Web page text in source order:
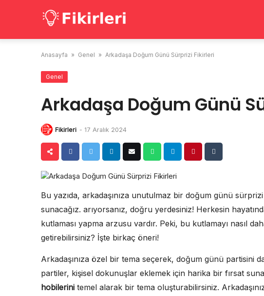
Anasayfa » Genel » Arkadaşa Doğum Günü Sürprizi Fikirleri
Genel
Arkadaşa Doğum Günü
Fikirleri - 17 Aralık 2024
Bu yazıda, arkadaşınıza unutulmaz bir doğum günü
sunacağız. arıyorsanız, doğru yerdesiniz! Herkesin
kutlaması yapma arzusu vardır. Peki, bu kutlamayı nasıl
getirebilirsiniz? İşte birkaç öneri!
Arkadaşınıza özel bir tema seçerek, doğum günü partisini
partiler, kişisel dokunuşlar eklemek için harika bir fırsat
hobilerini temel alarak bir tema oluşturabilirsiniz.